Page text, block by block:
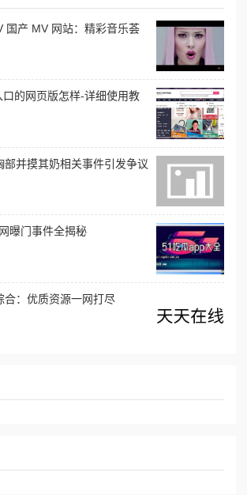
国产 MV 网站：精彩音乐荟
的网页版怎样-详细使用教
部并摸其奶相关事件引发争议
曝门事件全揭秘
合：优质资源一网打尽